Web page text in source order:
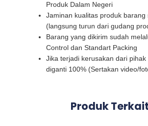
Produk Dalam Negeri
Jaminan kualitas produk barang
(langsung turun dari gudang
Barang yang dikirim sudah
Control dan Standart Packing
Jika terjadi kerusakan dari pihak
diganti 100% (Sertakan video/
Produk Terkait